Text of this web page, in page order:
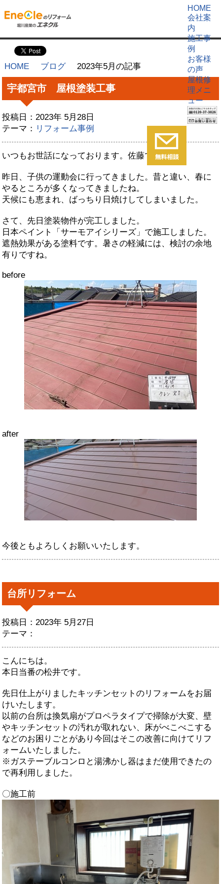
HOME
会社案
内
施工事
例
お客様
の声
屋根修
理メニ
ュー
HOME ブログ 2023年5月の記事
宇都宮市 屋根塗装工事
投稿日：2023年 5月28日
テーマ： リフォーム事例
いつもお世話になっております。佐藤です。
昨日、子供の運動会に行ってきました。昔と違い、春に
やるところが多くなってきましたね。
天候にも恵まれ、ばっちり日焼けしてしまいました。
さて、先日塗装物件が完工しました。
日本ペイント「サーモアイシリーズ」で施工しました。
遮熱効果がある塗料です。暑さの軽減には、検討の余地
有りですね。
before
after
今後ともよろしくお願いいたします。
台所リフォーム
投稿日：2023年 5月27日
テーマ：
こんにちは。
本日当番の松井です。
先日仕上がりましたキッチンセットのリフォームをお届
けいたします。
以前の台所は換気扇がプロペラタイプで掃除が大変、壁
やキッチンセットの汚れが取れない、床がべこべこする
などのお困りごとがあり今回はそこの改善に向けてリフ
ォームいたしました。
※ガステーブルコンロと湯沸かし器はまだ使用できたの
で再利用しました。
〇施工前